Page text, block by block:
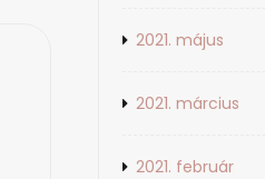
2021. május
2021. március
2021. február